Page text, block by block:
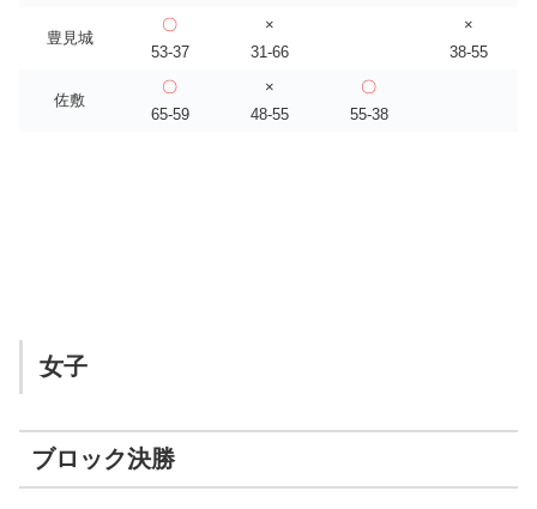
豊見城
〇
53-37
×
31-66
×
38-55
佐敷
〇
65-59
×
48-55
〇
55-38
女子
ブロック決勝